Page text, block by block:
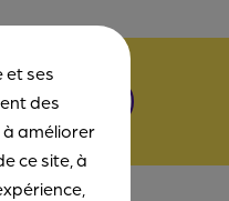
et ses
des
améliorer
ce site, à